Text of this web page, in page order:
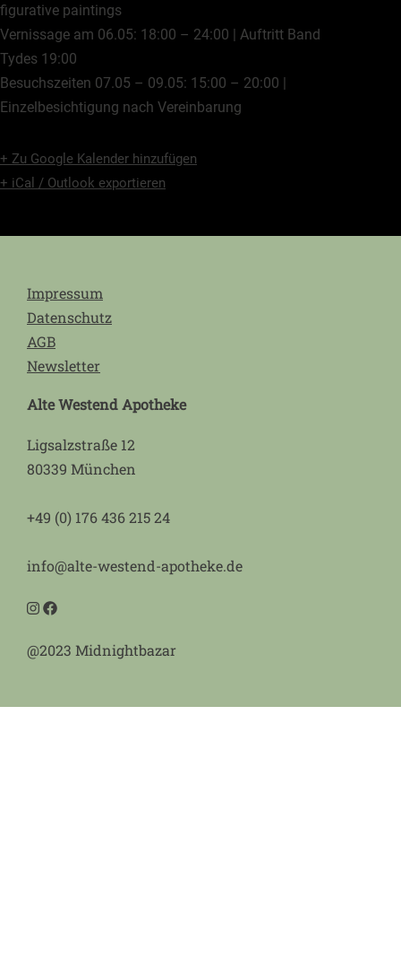
figurative paintings
Vernissage am 06.05: 18:00 – 24:00 | Auftritt Band
Tydes 19:00
Besuchszeiten 07.05 – 09.05: 15:00 – 20:00 |
Einzelbesichtigung nach Vereinbarung
+ Zu Google Kalender hinzufügen
+ iCal / Outlook exportieren
Impressum
Datenschutz
AGB
Newsletter
Alte Westend Apotheke
Ligsalzstraße 12
80339 München
+49 (0) 176 436 215 24
info@alte-westend-apotheke.de
@2023 Midnightbazar